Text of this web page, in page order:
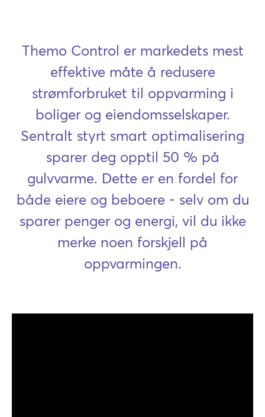
Themo Control er markedets mest
effektive måte å redusere
strømforbruket til oppvarming i
boliger og eiendomsselskaper.
Sentralt styrt smart optimalisering
sparer deg opptil 50 % på
gulvvarme. Dette er en fordel for
både eiere og beboere - selv om du
sparer penger og energi, vil du ikke
merke noen forskjell på
oppvarmingen.